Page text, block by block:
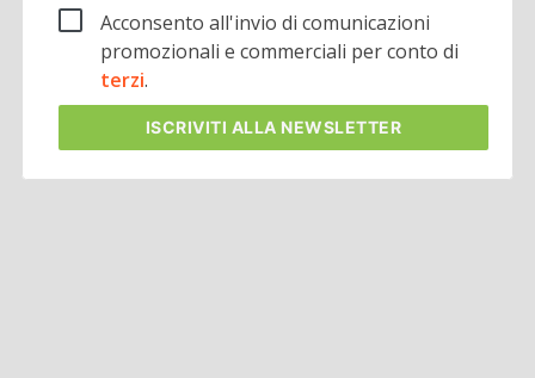
Acconsento all'invio di comunicazioni
promozionali e commerciali per conto di
terzi.
ISCRIVITI ALLA NEWSLETTER